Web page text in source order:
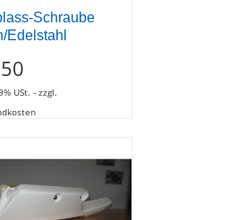
Schraube
Edelstahl
USt. - zzgl.